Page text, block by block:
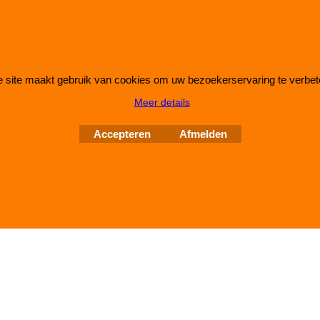
software.
site maakt gebruik van cookies om uw bezoekerservaring te
Meer details
Accepteren Afmelden